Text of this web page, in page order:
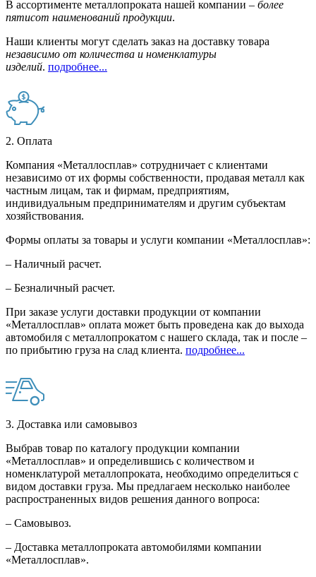
В ассортименте металлопроката нашей компании – более
пятисот наименований продукции.
Наши клиенты могут сделать заказ на доставку товара
независимо от количества и номенклатуры
изделий. подробнее...
2. Оплата
Компания «Металлосплав» сотрудничает с клиентами
независимо от их формы собственности, продавая металл как
частным лицам, так и фирмам, предприятиям,
индивидуальным предпринимателям и другим субъектам
хозяйствования.
Формы оплаты за товары и услуги компании «Металлосплав»:
– Наличный расчет.
– Безналичный расчет.
При заказе услуги доставки продукции от компании
«Металлосплав» оплата может быть проведена как до выхода
автомобиля с металлопрокатом с нашего склада, так и после –
по прибытию груза на слад клиента. подробнее...
3. Доставка или самовывоз
Выбрав товар по каталогу продукции компании
«Металлосплав» и определившись с количеством и
номенклатурой металлопроката, необходимо определиться с
видом доставки груза. Мы предлагаем несколько наиболее
распространенных видов решения данного вопроса:
– Самовывоз.
– Доставка металлопроката автомобилями компании
«Металлосплав».